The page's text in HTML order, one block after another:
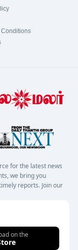
Conditions
for the latest news
we bring you
reports. Join our
on the